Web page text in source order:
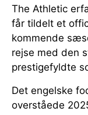
The Athletic
får tildelt et
kommende
rejse med den
prestigefyldte
Det engelske
overståede